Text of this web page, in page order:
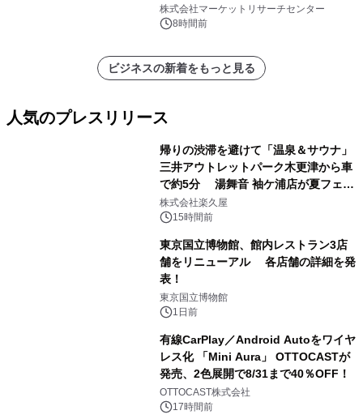
（0.995、0.999、その他）・分析レポ
ートを発表
株式会社マーケットリサーチセンター
8時間前
ビジネスの新着をもっと見る
人気のプレスリリース
帰りの渋滞を避けて「温泉＆サウナ」
三井アウトレットパーク木更津から車
で約5分 湯舞音 袖ケ浦店が夏フェア
メニューを提供
株式会社楽久屋
15時間前
東京国立博物館、館内レストラン3店
舗をリニューアル 各店舗の詳細を発
表！
東京国立博物館
1日前
有線CarPlay／Android Autoをワイヤ
レス化 「Mini Aura」 OTTOCASTが
発売、2色展開で8/31まで40％OFF！
OTTOCAST株式会社
17時間前